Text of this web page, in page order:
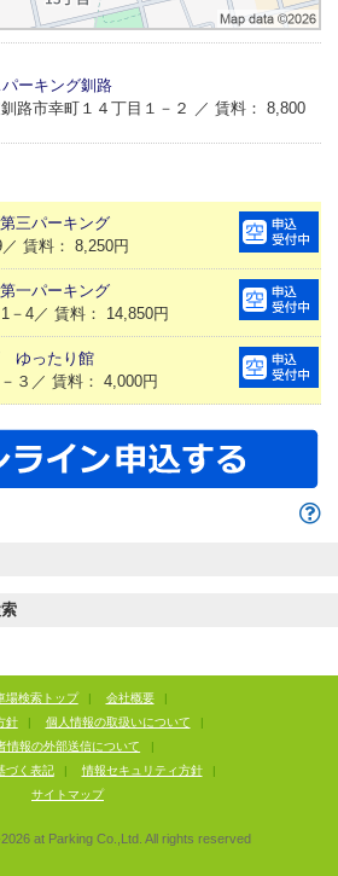
ーキング釧路
路市幸町１４丁目１－２ ／ 賃料： 8,800
三パーキング
賃料： 8,250円
一パーキング
－4／ 賃料： 14,850円
ゆったり館
３／ 賃料： 4,000円
場検索トップ | 会社概要
|
針
| 個人情報の取扱いについて
|
情報の外部送信について
|
づく表記
| 情報セキュリティ方針
|
サイトマップ
2026 at Parking Co.,Ltd. All rights reserved